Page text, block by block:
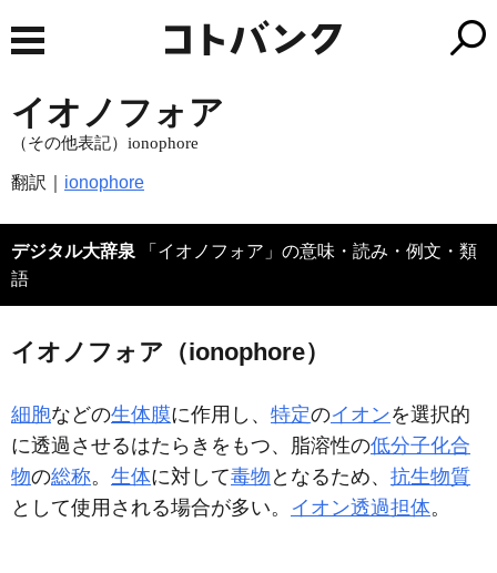
イオノフォア
（その他表記）ionophore
翻訳｜ ionophore
デジタル大辞泉 「イオノフォア」の意味・読み・例文・類
語
イオノフォア（ionophore）
細胞などの生体膜に作用し、 特定のイオンを選択的
に透過させるはたらきをもつ、脂溶性の低分子化合
物の総称。 生体に対して毒物 となるため、 抗生物質
として使用される場合が多い。 イオン透過担体。